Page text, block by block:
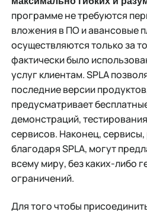
программе не требуются
вложения в ПО и авансовые
осуществляются только за
фактически было
услуг клиентам. SPLA
последние версии
предусматривает
демонстраций,
сервисов. Наконец,
благодаря SPLA, могут
всему миру, без каких-либо
ограничений.
Для того чтобы